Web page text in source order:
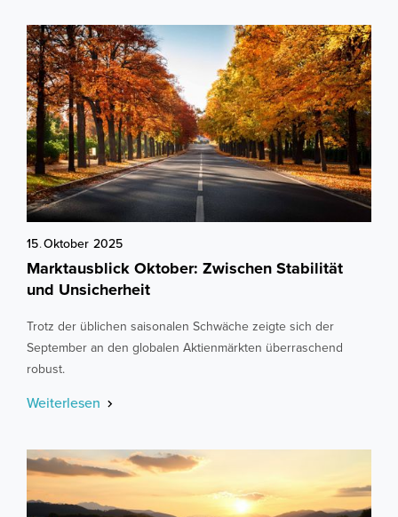
15.Oktober 2025
Marktausblick Oktober: Zwischen Stabilität
und Unsicherheit
Trotz der üblichen saisonalen Schwäche zeigte sich der
September an den globalen Aktienmärkten überraschend
robust.
Weiterlesen